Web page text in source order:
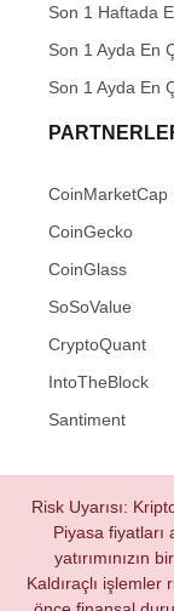
Son 1 Haftada
Son 1 Ayda En
Son 1 Ayda En
CoinMarketCap
CoinGecko
CoinGlass
SoSoValue
CryptoQuant
IntoTheBlock
Santiment
Risk Uyarısı:
Piyasa fiyatları
yatırımınızın
Kaldıraçlı işlemler